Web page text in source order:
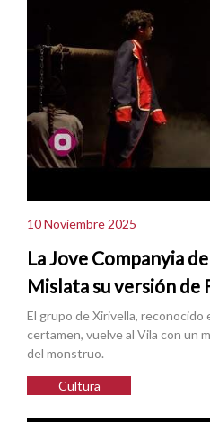
10 Noviembre 2025
La Jove Companyia
Mislata su versión de
El grupo de Xirivella, reconocido
certamen, vuelve al Vila con un
del monstruo.
Cultura